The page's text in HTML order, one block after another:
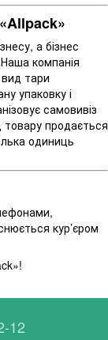
а бізнес
компанія
тари
упаковку і
самовивіз
товару продається
одиниць
кур’єром
12